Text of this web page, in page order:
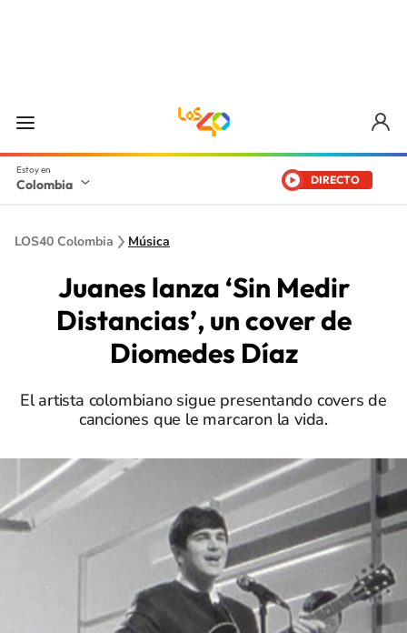
Colombia DIRECTO
LOS40 Colombia Música
Juanes lanza ‘Sin Medir
Distancias’, un cover de
Diomedes Díaz
El artista colombiano sigue presentando covers de
canciones que le marcaron la vida.